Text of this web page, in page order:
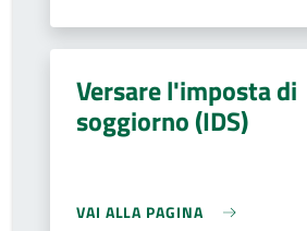
Versare l'imposta di
soggiorno (IDS)
VAI ALLA PAGINA